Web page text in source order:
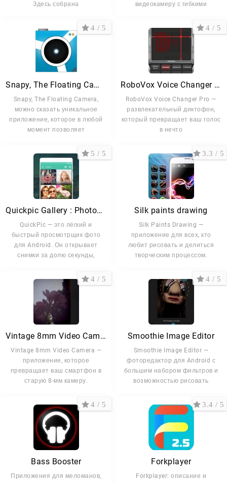
Здесь собрана
видеокамеру с гибкими
Snapy, The Floating Camera
Snapy, The Floating Camera,
можно сказать уникальное
приложение, которое в любой
момент позволяет
4 / 5
RoboVox Voice Changer Pro
RoboVox Voice Changer Pro —
развлекательный диктофон,
который превращает ваш голос
в нечто
4 / 5
Quickpic Gallery : Photos and
QuickPic — это лёгкий и
быстрый просмотрщик фото
для Android. Он открывает
снимки за долю секунды,
5 / 5
Silk paints drawing
Silk Paints Drawing —
приложение для всех, кто
любит рисовать и делиться
творческим процессом.
3.3 / 5
Vintage 8mm Video Camera
Vintage 8mm Video Camera —
приложение, которое
превращает ваш смартфон в
старую 8-мм камеру.
4 / 5
Smoothie Image Editor
Smoothie Image Editor —
фоторедактор для Android с
большим набором фильтров и
возможностью рисовать
4 / 5
Bass Booster
Приложения для меломанов,
4 / 5
Forkplayer
Forkplayer: описание и
3.4 / 5